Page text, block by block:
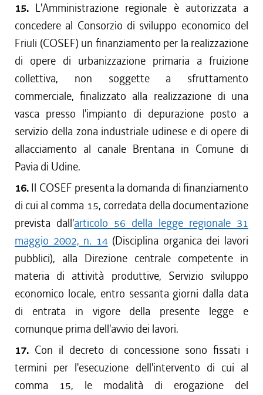
15. L'Amministrazione regionale è autorizzata a
concedere al Consorzio di sviluppo economico del
Friuli (COSEF) un finanziamento per la realizzazione
di opere di urbanizzazione primaria a fruizione
collettiva, non soggette a sfruttamento
commerciale, finalizzato alla realizzazione di una
vasca presso l'impianto di depurazione posto a
servizio della zona industriale udinese e di opere di
allacciamento al canale Brentana in Comune di
Pavia di Udine.
16. Il COSEF presenta la domanda di finanziamento
di cui al comma 15, corredata della documentazione
prevista dall'articolo 56 della legge regionale 31
maggio 2002, n. 14(Disciplina organica dei lavori
pubblici), alla Direzione centrale competente in
materia di attività produttive, Servizio sviluppo
economico locale, entro sessanta giorni dalla data
di entrata in vigore della presente legge e
comunque prima dell'avvio dei lavori.
17. Con il decreto di concessione sono fissati i
termini per l'esecuzione dell'intervento di cui al
comma 15, le modalità di erogazione del